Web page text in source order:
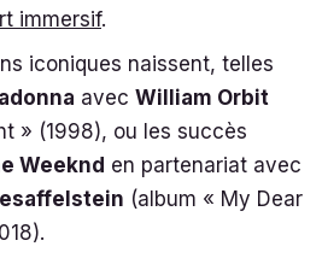
immersif.
iconiques naissent, telles
avec William Orbit
» (1998), ou les succès
Weeknd en partenariat avec
(album « My Dear